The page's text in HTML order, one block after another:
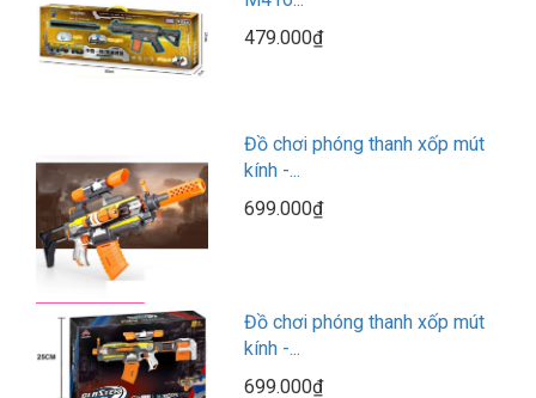
479.000₫
Đồ chơi phóng thanh xốp mút
kính -...
699.000₫
Đồ chơi phóng thanh xốp mút
kính -...
699.000₫